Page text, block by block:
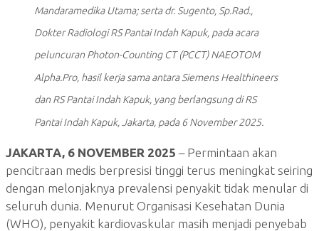
Mandaramedika Utama; serta dr. Sugento, Sp.Rad.,
Dokter Radiologi RS Pantai Indah Kapuk, pada acara
peluncuran Photon-Counting CT (PCCT) NAEOTOM
Alpha.Pro, hasil kerja sama antara Siemens Healthineers
dan RS Pantai Indah Kapuk, yang berlangsung di RS
Pantai Indah Kapuk, Jakarta, pada 6 November 2025.
JAKARTA, 6 NOVEMBER 2025 – Permintaan akan
pencitraan medis berpresisi tinggi terus meningkat seiring
dengan melonjaknya prevalensi penyakit tidak menular di
seluruh dunia. Menurut Organisasi Kesehatan Dunia
(WHO), penyakit kardiovaskular masih menjadi penyebab